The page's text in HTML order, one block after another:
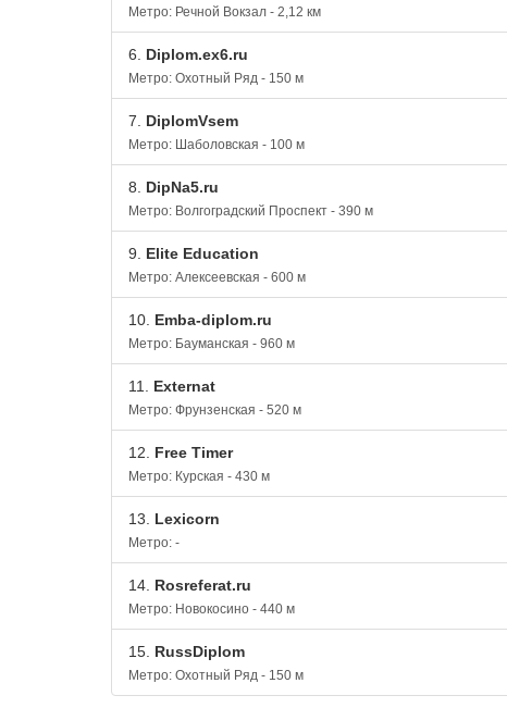
Метро: Речной Вокзал - 2,12 км
6. Diplom.ex6.ru
Метро: Охотный Ряд - 150 м
7. DiplomVsem
Метро: Шаболовская - 100 м
8. DipNa5.ru
Метро: Волгоградский Проспект - 390 м
9. Elite Education
Метро: Алексеевская - 600 м
10. Emba-diplom.ru
Метро: Бауманская - 960 м
11. Externat
Метро: Фрунзенская - 520 м
12. Free Timer
Метро: Курская - 430 м
13. Lexicorn
Метро: -
14. Rosreferat.ru
Метро: Новокосино - 440 м
15. RussDiplom
Метро: Охотный Ряд - 150 м